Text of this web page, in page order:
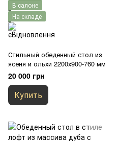
В салоне
На складе
Стильный обеденный стол из
ясеня и ольхи 2200х900-760 мм
20 000 грн
Купить